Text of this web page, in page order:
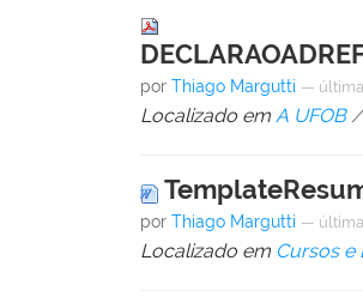
porThiago Margutti —
Localizado em A UFOB
porThiago Margutti —
Localizado em Cursos e